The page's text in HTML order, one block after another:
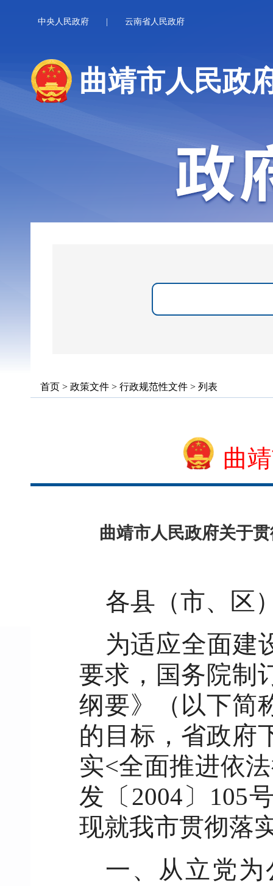
中央人民政府 云南省人民政府
曲靖市人民政
首页 > 政策文件 > 行政规范性文件 > 列表
曲
曲靖市人民政府关于
各县（市、区
为适应全面建
要求，国务院制
纲要》（以下简
的目标，省政府
实<全面推进依
发〔2004〕105
现就我市贯彻落
一、从立党